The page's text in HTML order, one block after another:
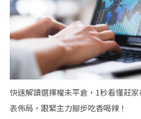
快速解讀選擇權未平倉，1秒看懂莊
表佈局，跟緊主力腳步吃香喝辣 !